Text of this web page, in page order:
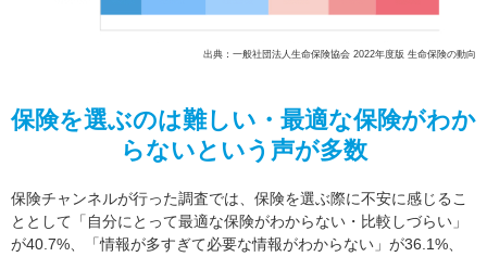
出典：一般社団法人生命保険協会 2022年度版 生命保険の動向
保険を選ぶのは難しい・最適な保険がわか
らないという声が多数
保険チャンネルが行った調査では、保険を選ぶ際に不安に感じるこ
ととして「自分にとって最適な保険がわからない・比較しづらい」
が40.7%、「情報が多すぎて必要な情報がわからない」が36.1%、